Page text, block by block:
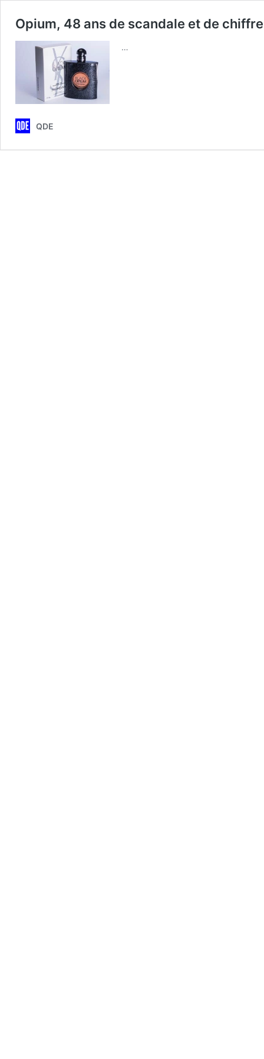
Opium, 48 ans de scandale et de
…
QDE